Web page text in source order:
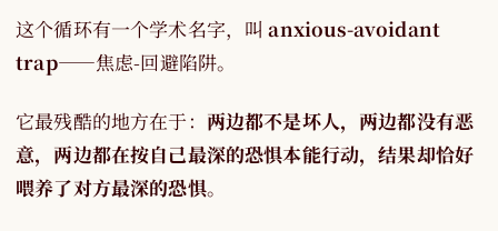
这个循环有一个学术名字，叫anxious-avoidant
trap——焦虑-回避陷阱。
它最残酷的地方在于： 两边都不是坏人，两边都没有恶
意，两边都在按自己最深的恐惧本能行动，结果却恰好
喂养了对方最深的恐惧。